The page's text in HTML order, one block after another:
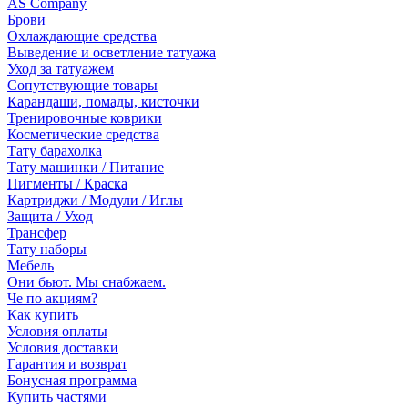
AS Company
Брови
Охлаждающие средства
Выведение и осветление татуажа
Уход за татуажем
Сопутствующие товары
Карандаши, помады, кисточки
Тренировочные коврики
Косметические средства
Тату барахолка
Тату машинки / Питание
Пигменты / Краска
Картриджи / Модули / Иглы
Защита / Уход
Трансфер
Тату наборы
Мебель
Они бьют. Мы снабжаем.
Че по акциям?
Как купить
Условия оплаты
Условия доставки
Гарантия и возврат
Бонусная программа
Купить частями